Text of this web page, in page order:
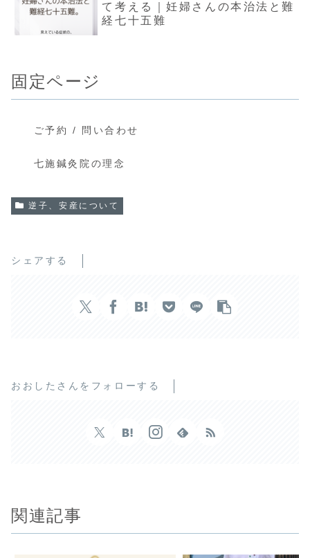
て考える｜妊婦さんの本治法と難
経七十五難
固定ページ
ご予約 / 問い合わせ
七施鍼灸院の理念
逆子、安産について
シェアする
おおしたさんをフォローする
関連記事